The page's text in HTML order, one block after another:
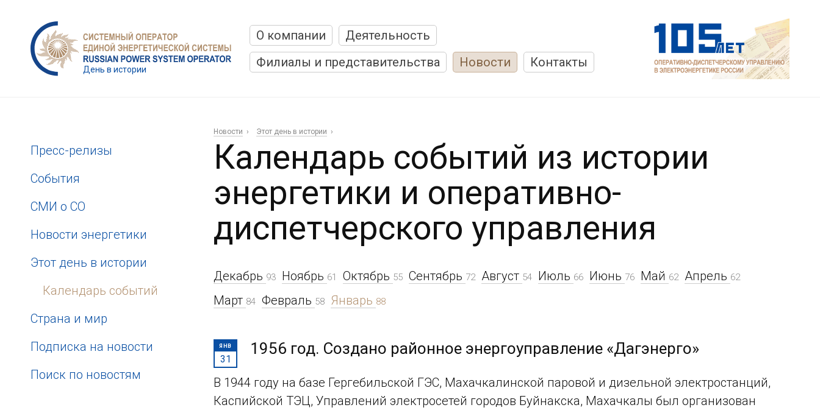
День в истории
О компании
Деятельность
Филиалы и представительства
Новости Контакты
Пресс-релизы
События
СМИ о СО
Новости энергетики
Этот день в истории
Календарь событий
Страна и мир
Подписка на новости
Поиск по новостям
Новости Этот день в истории
Календарь событий из истории
энергетики и оперативно-
диспетчерского управления
Декабрь 93 Ноябрь 61 Октябрь 55 Сентябрь 72 Август 54 Июль 66 Июнь 76 Май 62 Апрель 62
Март 84 Февраль 58 Январь 88
ЯНВ
31
1956 год. Создано районное энергоуправление «Дагэнерго»
В 1944 году на базе Гергебильской ГЭС, Махачкалинской паровой и дизельной электростанций,
Каспийской ТЭЦ, Управлений электросетей городов Буйнакска, Махачкалы был организован